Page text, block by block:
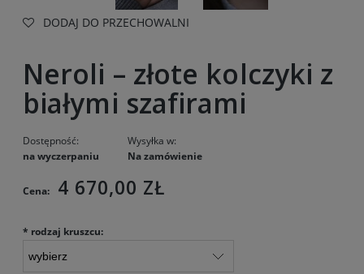
DODAJ DO PRZECHOWALNI
Neroli – złote kolczyki z
białymi szafirami
Dostępność:
na wyczerpaniu
Wysyłka w:
Na zamówienie
Cena: 4 670,00 ZŁ
* rodzaj kruszcu: